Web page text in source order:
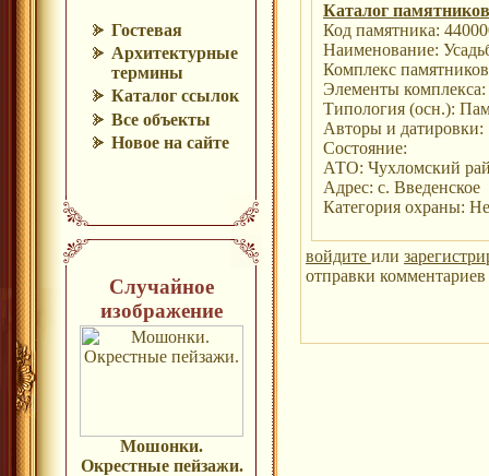
Гостевая
Архитектурные
термины
Каталог ссылок
Все объекты
Новое на сайте
Случайное
изображение
Мошонки.
Окрестные пейзажи.
Каталог памятников
Код памятника:
Наименование:
Комплекс
Элементы комплекса:
Типология (осн.):
Авторы и датировки:
Состояние:
АТО: Чухломский
Адрес: с. Введенское
Категория охраны:
войдите или
отправки